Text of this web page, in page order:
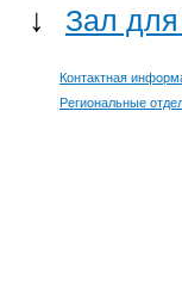
↓ Зал
Контактная
Региональные